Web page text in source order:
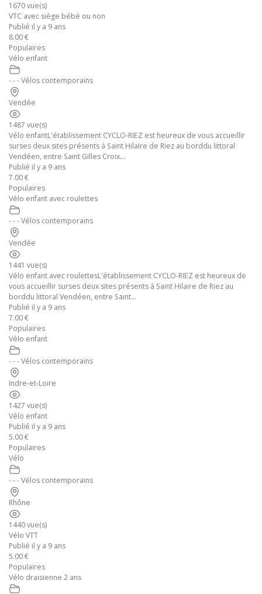
1670 vue(s)
VTC avec siège bébé ou non
Publié il y a 9 ans
8.00 €
Populaires
Vélo enfant
- - - Vélos contemporains
Vendée
1487 vue(s)
Vélo enfantL'établissement CYCLO-RIEZ est heureux de vous accueillir
surses deux sites présents à Saint Hilaire de Riez au borddu littoral
Vendéen, entre Saint Gilles Croix...
Publié il y a 9 ans
7.00 €
Populaires
Vélo enfant avec roulettes
- - - Vélos contemporains
Vendée
1441 vue(s)
Vélo enfant avec roulettesL'établissement CYCLO-RIEZ est heureux de
vous accueillir surses deux sites présents à Saint Hilaire de Riez au
borddu littoral Vendéen, entre Saint...
Publié il y a 9 ans
7.00 €
Populaires
Vélo enfant
- - - Vélos contemporains
Indre-et-Loire
1427 vue(s)
Vélo enfant
Publié il y a 9 ans
5.00 €
Populaires
Vélo
- - - Vélos contemporains
Rhône
1440 vue(s)
Vélo VTT
Publié il y a 9 ans
5.00 €
Populaires
Vélo draisienne 2 ans